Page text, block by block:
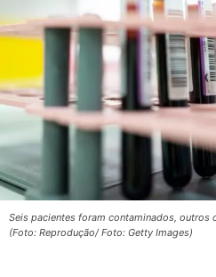
Seis pacientes foram contaminados, outros
(Foto: Reprodução/ Foto: Getty Images)